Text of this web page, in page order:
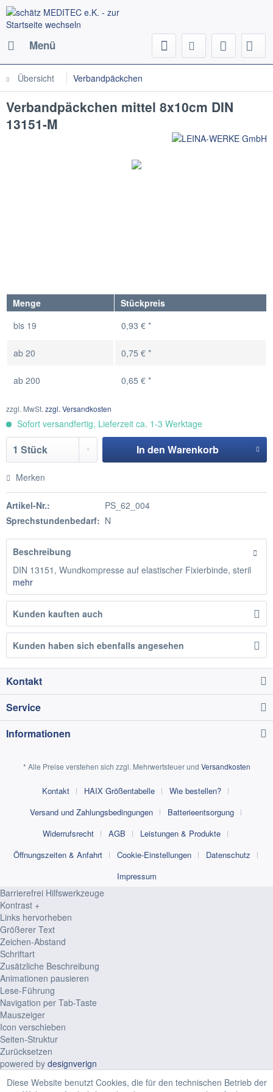
Menü
Übersicht Verbandpäckchen
Verbandpäckchen mittel 8x10cm DIN
13151-M
Menge
Stückpreis
bis 19 0,93 € *
ab 20 0,75 € *
ab 200 0,65 € *
zzgl. MwSt. zzgl. Versandkosten
Sofort versandfertig, Lieferzeit ca. 1-3 Werktage
In den Warenkorb
Merken
Artikel-Nr.:
PS_62_004
Sprechstundenbedarf: N
Beschreibung
DIN 13151, Wundkompresse auf elastischer Fixierbinde, steril
mehr
Kunden kauften auch
Kunden haben sich ebenfalls angesehen
Kontakt
Service
Informationen
* Alle Preise verstehen sich zzgl. Mehrwertsteuer und Versandkosten
Kontakt HAIX Größentabelle
Wie bestellen?
Versand und Zahlungsbedingungen
Batterieentsorgung
Widerrufsrecht
AGB
Leistungen & Produkte
Öffnungszeiten & Anfahrt
Cookie-Einstellungen
Datenschutz
Impressum
Diese Website benutzt Cookies, die für den technischen Betrieb der
Barrierefrei Hilfswerkzeuge
Kontrast +
Links hervorheben
Größerer Text
Zeichen-Abstand
Schriftart
Zusätzliche Beschreibung
Animationen pausieren
Lese-Führung
Navigation per Tab-Taste
Mauszeiger
Icon verschieben
Seiten-Struktur
Zurücksetzen
powered by designverign